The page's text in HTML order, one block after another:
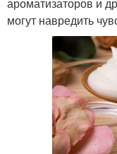
могут навредить